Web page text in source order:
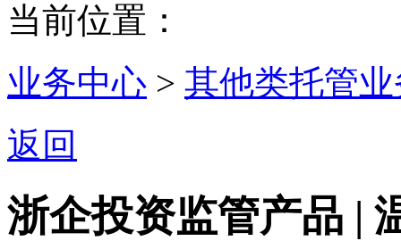
当前位置：
业务中心 > 其他类托管
返回
浙企投资监管产品 |